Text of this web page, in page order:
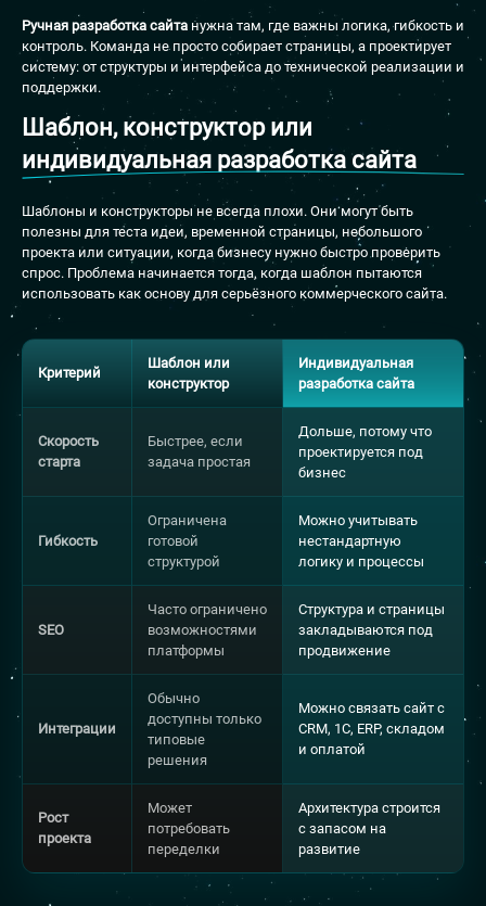
Ручная разработка сайта нужна там, где важны логика, гибкость и
контроль. Команда не просто собирает страницы, а проектирует
систему: от структуры и интерфейса до технической реализации и
поддержки.
Шаблон, конструктор или
индивидуальная разработка сайта
Шаблоны и конструкторы не всегда плохи. Они могут быть
полезны для теста идеи, временной страницы, небольшого
проекта или ситуации, когда бизнесу нужно быстро проверить
спрос. Проблема начинается тогда, когда шаблон пытаются
использовать как основу для серьёзного коммерческого сайта.
Критерий
Шаблон или
конструктор
Индивидуальная
разработка сайта
Скорость
старта
Быстрее, если
задача простая
Дольше, потому что
проектируется под
бизнес
Гибкость
Ограничена
готовой
структурой
Можно учитывать
нестандартную
логику и процессы
SEO
Часто ограничено
возможностями
платформы
Структура и страницы
закладываются под
продвижение
Интеграции
Обычно
доступны только
типовые
решения
Можно связать сайт с
CRM, 1С, ERP, складом
и оплатой
Рост
проекта
Может
потребовать
переделки
Архитектура строится
с запасом на
развитие